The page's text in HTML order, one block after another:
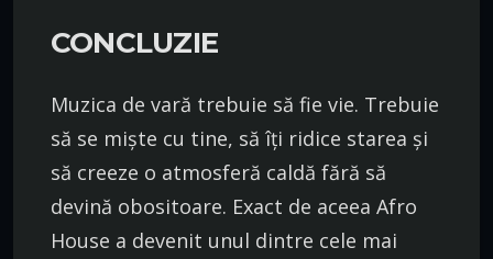
CONCLUZIE
Muzica de vară trebuie să fie vie. Trebuie
să se miște cu tine, să îți ridice starea și
să creeze o atmosferă caldă fără să
devină obositoare. Exact de aceea Afro
House a devenit unul dintre cele mai